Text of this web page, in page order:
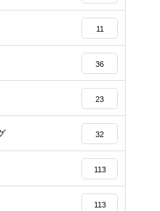
11
36
23
32
113
113